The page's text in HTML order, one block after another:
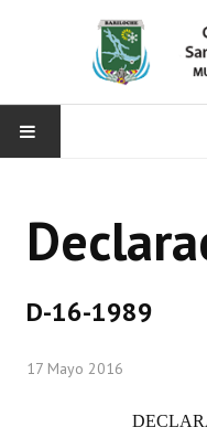
CONCEJO
Comisiones Permanentes
Comisiones Especiales
D-16-1989
17 Mayo 2016